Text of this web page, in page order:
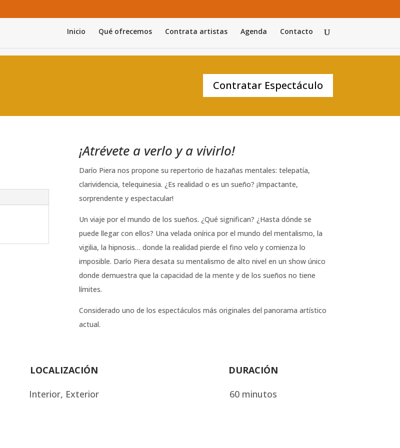
Inicio Qué ofrecemos Contrata artistas Agenda Contacto
Contratar Espectáculo
¡Atrévete a verlo y a vivirlo!
Darío Piera nos propone su repertorio de hazañas mentales: telepatía,
clarividencia, telequinesia. ¿Es realidad o es un sueño? ¡Impactante,
sorprendente y espectacular!
Un viaje por el mundo de los sueños. ¿Qué significan? ¿Hasta dónde se
puede llegar con ellos? Una velada onírica por el mundo del mentalismo, la
vigilia, la hipnosis… donde la realidad pierde el fino velo y comienza lo
imposible. Darío Piera desata su mentalismo de alto nivel en un show único
donde demuestra que la capacidad de la mente y de los sueños no tiene
límites.
Considerado uno de los espectáculos más originales del panorama artístico
actual.
LOCALIZACIÓN
Interior, Exterior
DURACIÓN
60 minutos